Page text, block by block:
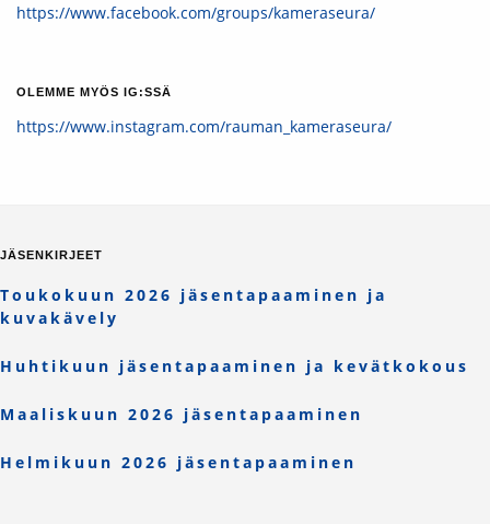
https://www.facebook.com/groups/kameraseura/
OLEMME MYÖS IG:SSÄ
https://www.instagram.com/rauman_kameraseura/
JÄSENKIRJEET
Toukokuun 2026 jäsentapaaminen ja
kuvakävely
Huhtikuun jäsentapaaminen ja kevätkokous
Maaliskuun 2026 jäsentapaaminen
Helmikuun 2026 jäsentapaaminen